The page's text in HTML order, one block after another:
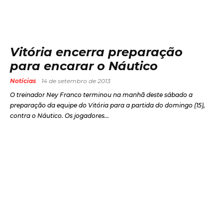
Vitória encerra preparação
para encarar o Náutico
Notícias
14 de setembro de 2013
O treinador Ney Franco terminou na manhã deste sábado a
preparação da equipe do Vitória para a partida do domingo (15),
contra o Náutico. Os jogadores...